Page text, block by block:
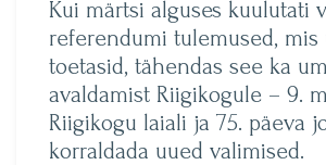
Kui märtsi alguses kuulutati
referendumi tulemused, mis
toetasid, tähendas see ka
avaldamist Riigikogule – 9.
Riigikogu laiali ja 75. päeva
korraldada uued valimised.